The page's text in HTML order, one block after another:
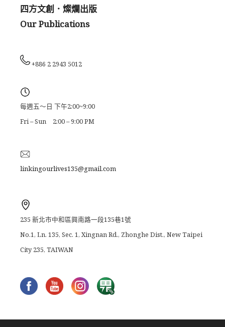
四方文創．燦爛出版
Our Publications
+886 2 2943 5012
每週五～日 下午2:00~9:00
Fri – Sun 2:00 – 9:00 PM
linkingourlives135@gmail.com
235 新北市中和區興南路一段135巷1號
No.1, Ln. 135, Sec. 1, Xingnan Rd., Zhonghe Dist., New Taipei
City 235, TAIWAN